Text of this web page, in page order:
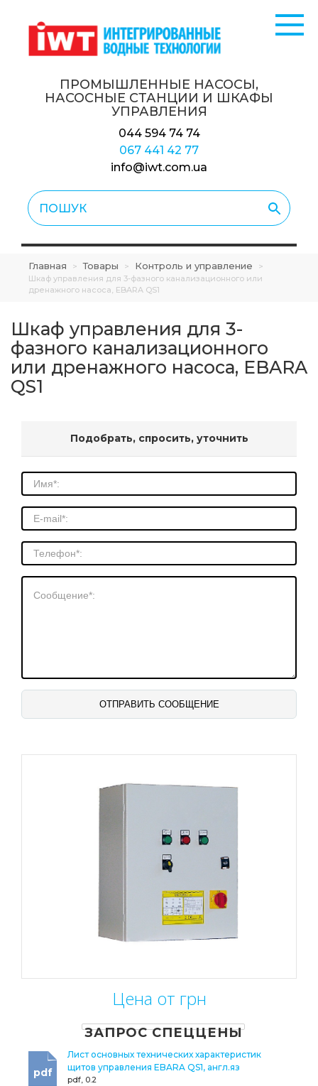
ПРОМЫШЛЕННЫЕ НАСОСЫ,
НАСОСНЫЕ СТАНЦИИ И ШКАФЫ
УПРАВЛЕНИЯ
044 594 74 74
067 441 42 77
info@iwt.com.ua
Главная > Товары > Контроль и управление
>
Шкаф управления для 3-фазного канализационного или
дренажного насоса, EBARA QS1
Шкаф управления для 3-
фазного канализационного
или дренажного насоса, EBARA
QS1
Подобрать, спросить, уточнить
Цена от грн
ЗАПРОС СПЕЦЦЕНЫ
Лист основных технических характеристик
щитов управления EBARA QS1, англ.яз
pdf, 0.2
pdf